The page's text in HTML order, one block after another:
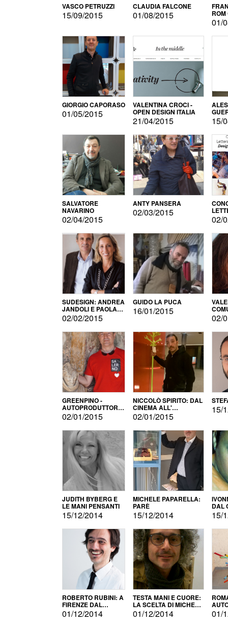
VASCO PETRUZZI
15/09/2015
CLAUDIA FALCONE
01/08/2015
01/
GIORGIO CAPORASO
01/05/2015
VALENTINA CROCI -
OPEN DESIGN ITALIA
21/04/2015 15/
SALVATORE
NAVARINO
02/04/2015
ANTY PANSERA
02/03/2015
02/
SUDESIGN: ANDREA
JANDOLI E PAOLA
PISAPIA
02/02/2015
GUIDO LA PUCA
16/01/2015
02/
GREENPINO -
AUTOPRODUTTORE
PER AMORE
02/01/2015
NICCOLÒ SPIRITO: DAL
CINEMA ALL'
AUTOPRODUZIONE
02/01/2015
15/
JUDITH BYBERG E
LE MANI PENSANTI
15/12/2014
MICHELE PAPARELLA:
PARÈ
15/12/2014
DAL
15/
ROBERTO RUBINI: A
FIRENZE DAL
PRODOTTO ALLA
PROMOZIONE
01/12/2014
TESTA MANI E CUORE:
LA SCELTA DI MICHELE
BARBERIO
01/12/2014 01/